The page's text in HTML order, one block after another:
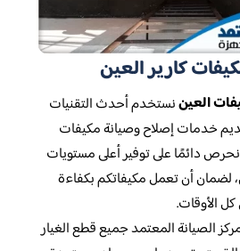
كارير العين
العيننستخدم أحدث التقنيات
خدمات إصلاح وصيانة مكيفات
دائمًا على توفير أعلى مستويات
لضمان أن تعمل مكيفاتكم بكفاءة
كل الأوقات.
الصيانة المعتمد جميع قطع الغيار